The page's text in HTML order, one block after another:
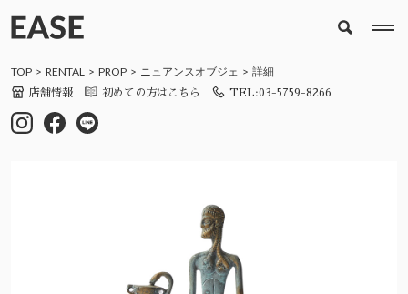
TOP RENTAL PROP ニュアンスオブジェ 詳細
店舗情報 初めての方はこちら TEL:03-5759-8266